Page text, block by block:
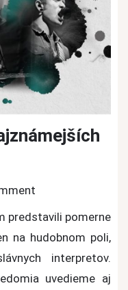
projekty
najznámejších
hudobných
mien
predstavili pomerne
na hudobnom poli,
interpretov.
uvedieme aj